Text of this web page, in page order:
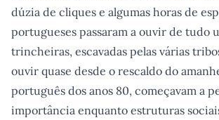
dúzia de cliques e algumas horas de
portugueses passaram a ouvir de tudo
trincheiras, escavadas pelas várias
ouvir quase desde o rescaldo do
português dos anos 80, começavam a
importância enquanto estruturas